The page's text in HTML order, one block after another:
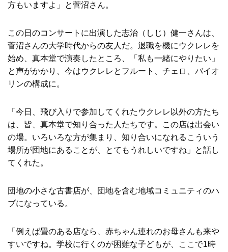
方もいますよ」と菅沼さん。
この日のコンサートに出演した志治（しじ）健一さんは、
菅沼さんの大学時代からの友人だ。退職を機にウクレレを
始め、真本堂で演奏したところ、「私も一緒にやりたい」
と声がかかり、今はウクレレとフルート、チェロ、バイオ
リンの構成に。
「今日、飛び入りで参加してくれたウクレレ以外の方たち
は、皆、真本堂で知り合った人たちです。この店は出会い
の場。いろいろな方が集まり、知り合いになれるこういう
場所が団地にあることが、とてもうれしいですね」と話し
てくれた。
団地の小さな古書店が、団地を含む地域コミュニティのハ
ブになっている。
「例えば畳のある店なら、赤ちゃん連れのお母さんも来や
すいですね。学校に行くのが困難な子どもが、ここで1時